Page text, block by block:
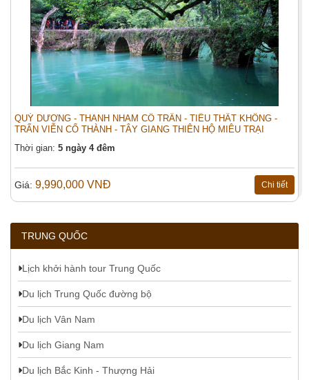
QUÝ DƯƠNG - THANH NHAM CỔ TRẤN - TIỂU THẤT KHỔNG -
TRẤN VIỄN CỔ THÀNH - TÂY GIANG THIÊN HỘ MIÊU TRẠI
Thời gian: 5 ngày 4 đêm
Giá: 9,990,000 VNĐ Chi tiết
TRUNG QUỐC
Lịch khởi hành tour Trung Quốc
Du lịch Trung Quốc đường bộ
Du lịch Vân Nam
Du lịch Giang Nam
Du lịch Bắc Kinh - Thượng Hải